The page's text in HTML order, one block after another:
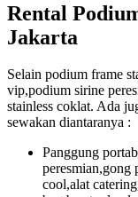
Rental
Jakarta
Selain podium frame
vip,podium sirine
stainless coklat. Ada
sewakan diantaranya :
Panggung
peresmian,gong
cool,alat